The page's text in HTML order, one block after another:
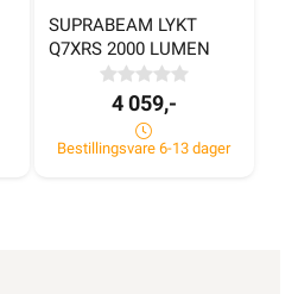
SUPRABEAM LYKT
Q7XRS 2000 LUMEN
4 059,-
Bestillingsvare 6-13 dager